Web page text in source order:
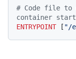
# Code file to
container
ENTRYPOINT [ "/